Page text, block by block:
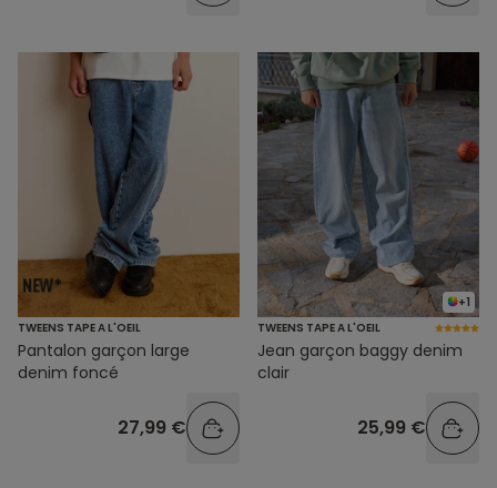
TWEENS TAPE A L'OEIL
Pantalon garçon large
denim foncé
27,99 €
+1
TWEENS TAPE A L'OEIL
Jean garçon baggy denim
clair
25,99 €